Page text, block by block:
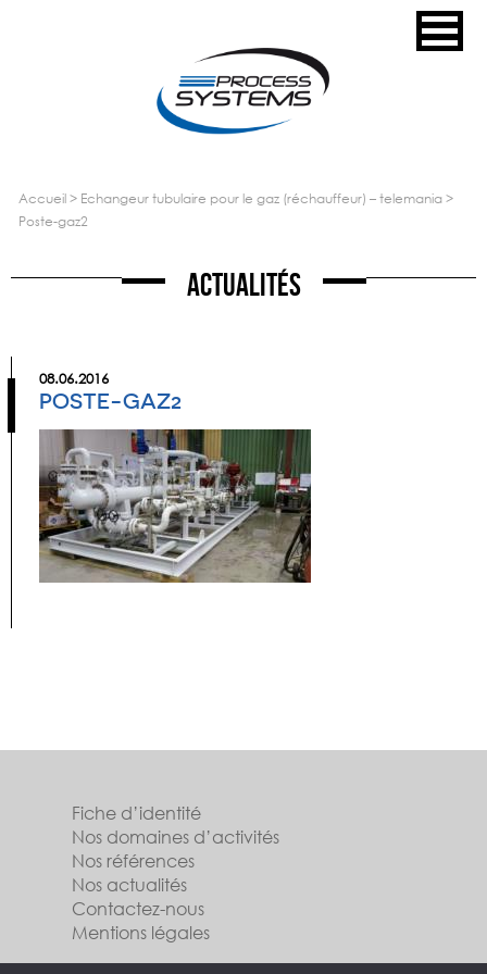
accueil> echangeur tubulaire pour le gaz (réchauffeur) – telemania>
poste-gaz2
Actualités
08.06.2016
POSTE-GAZ2
Fiche d’identité
Nos domaines d’activités
Nos références
Nos actualités
Contactez-nous
Mentions légales